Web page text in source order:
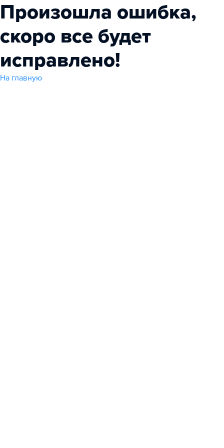
Произошла ошибка,
скоро все будет
исправлено!
На главную